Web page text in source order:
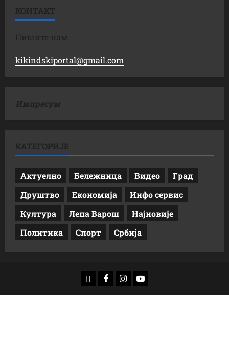
КОНТАКТ
Пишите нам
kikindskiportal@gmail.com
Импресум
КАТЕГОРИЈЕ
Актуелно Бележница Видео
Град
Друштво
Економија
Инфо сервис
Култура
Лепа Варош
Најновије
Политика
Спорт Србија
доwнлоад
Фацебоок
Инстаграм
Yоутубе